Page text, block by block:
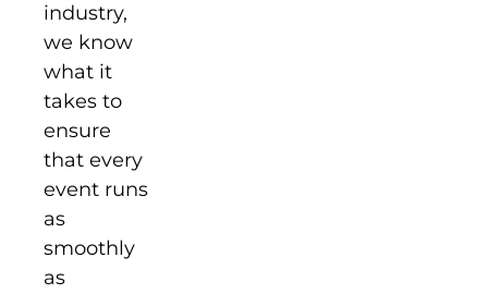
industry,
we know
what it
takes to
ensure
that every
event runs
as
smoothly
as